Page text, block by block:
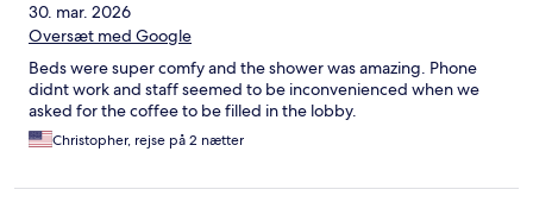
30. mar. 2026
Oversæt med Google
Beds were super comfy and the shower was amazing. Phone
didnt work and staff seemed to be inconvenienced when we
asked for the coffee to be filled in the lobby.
Christopher, rejse på 2 nætter